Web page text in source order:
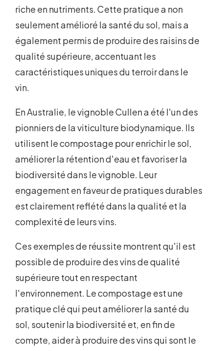
riche en nutriments. Cette pratique a non
seulement amélioré la santé du sol, mais a
également permis de produire des raisins de
qualité supérieure, accentuant les
caractéristiques uniques du terroir dans le
vin.
En Australie, le vignoble Cullen a été l'un des
pionniers de la viticulture biodynamique. Ils
utilisent le compostage pour enrichir le sol,
améliorer la rétention d'eau et favoriser la
biodiversité dans le vignoble. Leur
engagement en faveur de pratiques durables
est clairement reflété dans la qualité et la
complexité de leurs vins.
Ces exemples de réussite montrent qu'il est
possible de produire des vins de qualité
supérieure tout en respectant
l'environnement. Le compostage est une
pratique clé qui peut améliorer la santé du
sol, soutenir la biodiversité et, en fin de
compte, aider à produire des vins qui sont le